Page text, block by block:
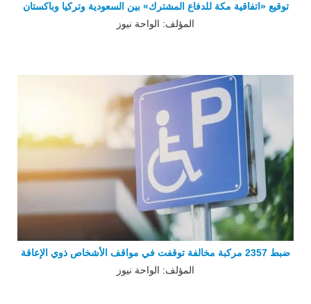
توقيع «اتفاقية مكة للدفاع المشترك» بين السعودية وتركيا وباكستان
المؤلف: الواحة نيوز
ضبط 2357 مركبة مخالفة توقفت في مواقف الأشخاص ذوي الإعاقة
المؤلف: الواحة نيوز